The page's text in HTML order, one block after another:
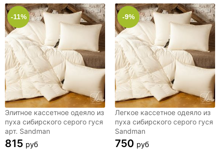
58х38х9
58х60 62х64
70х140
70х200
70х70
80х200
80х200х20
90х200
90х200х20
Евро макси
Набор дорожная
-11%
Элитное кассетное одеяло из
пуха сибирского серого гуся
арт. Sandman
815 руб
-9%
Легкое кассетное одеяло из
пуха сибирского серого гуся
Sandman
750 руб